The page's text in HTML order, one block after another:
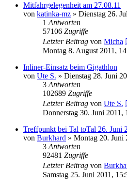
Mitfahrgelegenheit am 27.08.11
von katinka-mz » Dienstag 26.
1 Antworten
57106 Zugriffe
Letzter Beitrag von Micha
Montag 8. August 2011,
Inliner-Einsatz beim Gigathlon
von Ute S. » Dienstag 28. Juni
3 Antworten
102689 Zugriffe
Letzter Beitrag von Ute S.
Donnerstag 30. Juni 2011,
Treffpunkt bei Tal toTal 26. Juni
von Burkhard » Montag 20. Juni
3 Antworten
92481 Zugriffe
Letzter Beitrag von
Samstag 25. Juni 2011,